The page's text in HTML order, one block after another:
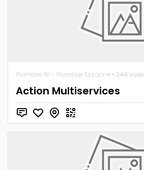
Plombier 91 - Plombier Essonne • 244 vues
Action Multiservices